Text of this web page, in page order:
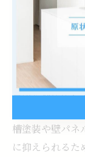
的な浴室リフ
円から、ユニ
が目安とされ
給湯設備の更新
費用を抑えたい
ネル施工など
槽塗装や壁パネ
に抑えられるた